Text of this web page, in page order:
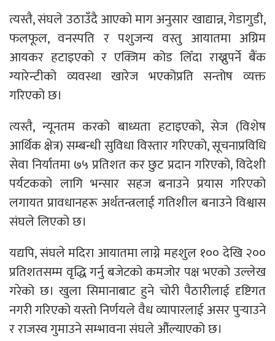
त्यस्तै, संघले उठाउँदै आएको माग अनुसार खाद्यान्न, गेडागुडी,
फलफूल, वनस्पति र पशुजन्य वस्तु आयातमा अग्रिम
आयकर हटाइएको र एक्जिम कोड लिँदा राख्नुपर्ने बैंक
ग्यारेन्टीको व्यवस्था खारेज भएकोप्रति सन्तोष व्यक्त
गरिएको छ।
त्यस्तै, न्यूनतम करको बाध्यता हटाइएको, सेज (विशेष
आर्थिक क्षेत्र) सम्बन्धी सुविधा विस्तार गरिएको, सूचनाप्रविधि
सेवा निर्यातमा ७५ प्रतिशत कर छुट प्रदान गरिएको, विदेशी
पर्यटकको लागि भन्सार सहज बनाउने प्रयास गरिएको
लगायत प्रावधानहरू अर्थतन्त्रलाई गतिशील बनाउने विश्वास
संघले लिएको छ।
यद्यपि, संघले मदिरा आयातमा लाग्ने महशुल १०० देखि २००
प्रतिशतसम्म वृद्धि गर्नु बजेटको कमजोर पक्ष भएको उल्लेख
गरेको छ। खुला सिमानाबाट हुने चोरी पैठारीलाई दृष्टिगत
नगरी गरिएको यस्तो निर्णयले वैध व्यापारलाई असर पुर्‍याउने
र राजस्व गुमाउने सम्भावना संघले औंल्याएको छ।